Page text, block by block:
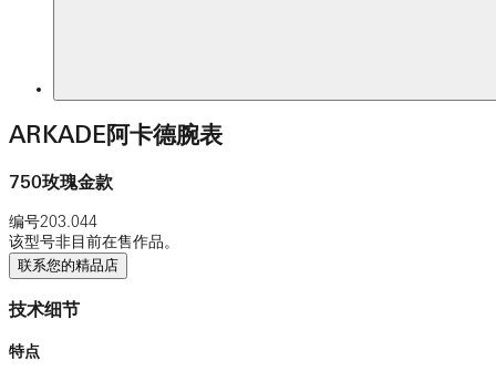
ARKADE阿卡德腕表
750玫瑰金款
编号203.044
该型号非目前在售作品。
联系您的精品店
技术细节
特点